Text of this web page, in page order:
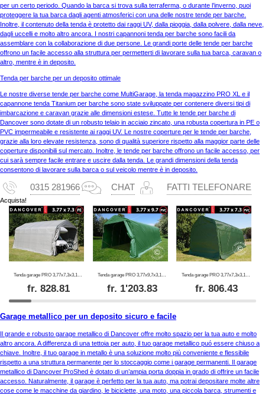
per un certo periodo. Quando la barca si trova sulla terraferma, o durante l’inverno, puoi
proteggere la tua barca dagli agenti atmosferici con una delle nostre tende per barche.
Inoltre, il contenuto della tenda è protetto dai raggi UV, dalla pioggia, dalla polvere, dalla neve,
dagli uccelli e molto altro ancora. I nostri capannoni tenda per barche sono facili da
assemblare con la collaborazione di due persone. Le grandi porte delle tende per barche
offrono un facile accesso alla struttura per permetterti di lavorare sulla tua barca, caravan o
altro, mentre è in deposito.
Tenda per barche per un deposito ottimale
Le nostre diverse tende per barche come MultiGarage, la tenda magazzino PRO XL e il
capannone tenda Titanium per barche sono state sviluppate per contenere diversi tipi di
imbarcazione e caravan grazie alle dimensioni estese. Tutte le tende per barche di
Dancover sono dotate di un robusto telaio in acciaio zincato, una robusta copertura in PE o
PVC impermeabile e resistente ai raggi UV. Le nostre coperture per le tende per barche,
grazie alla loro elevate resistenza, sono di qualità superiore rispetto alla maggior parte delle
coperture disponibili sul mercato. Inoltre, le tende per barche offrono un facile accesso, per
cui sarà sempre facile entrare e uscire dalla tenda. Le grandi dimensioni della tenda
consentono di lavorare sulla barca o sul veicolo mentre è in deposito.
0315 281966 CHAT FATTI TELEFONARE
Acquista!
fr.828.81 fr. 1'203.83 fr. 806.43
Garage metallico per un deposito sicuro e facile
Il grande e robusto garage metallico di Dancover offre molto spazio per la tua auto e molto
altro ancora. A differenza di una tettoia per auto, il tuo garage metallico puó essere chiuso a
chiave. Inoltre, il tuo garage in metallo è una soluzione molto più conveniente e flessibile
rispetto a una struttura permanente per lo stoccaggio come i garage permanenti. Il garage
metallico di Dancover ProShed è dotato di un’ampia porta doppia in grado di offrire un facile
accesso. Naturalmente, il garage è perfetto per la tua auto, ma potrai depositare molte altre
cose come le macchine da giardino, le biciclette, una moto, una piccola barca, strumenti e